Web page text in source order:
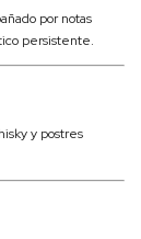
por notas
persistente.
y postres